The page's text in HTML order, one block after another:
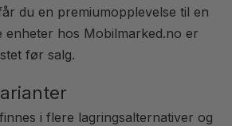
du en premiumopplevelse til en
enheter hos Mobilmarked.no er
før salg.
i flere lagringsalternativer og